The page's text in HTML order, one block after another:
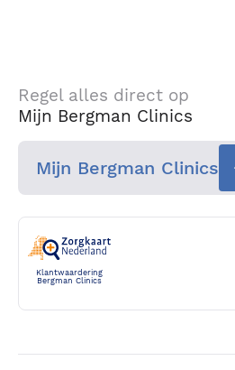
Regel alles direct op
Mijn Bergman Clinics
Mijn Bergman Clinics
Klantwaardering
Bergman Clinics